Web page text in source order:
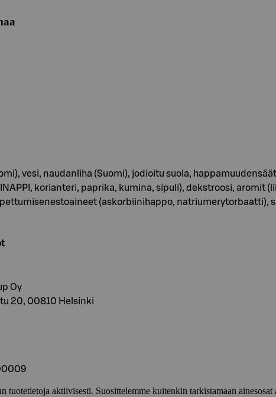
vesi, naudanliha (Suomi), jodioitu suola,
korianteri, paprika, kumina, sipuli), dekstroosi,
(askorbiinihappo, natriumerytorbaatti),
Oy
20, 00810 Helsinki
tuotetietoja aktiivisesti. Suosittelemme kuitenkin tarkistamaan